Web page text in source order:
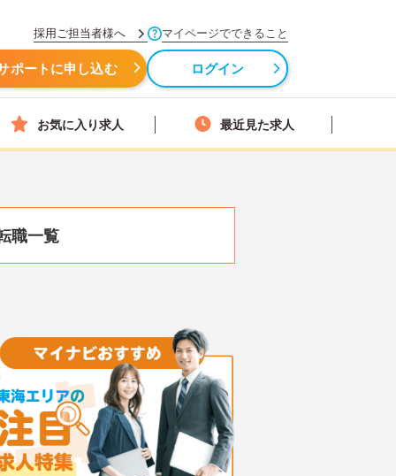
採用ご担当者様へ マイページでできること
ポートに申し込む ログイン
お気に入り求人 最近見た求人
職一覧